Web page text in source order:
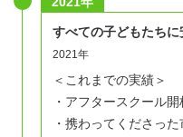
すべての子どもたち
2021年
＜これまでの実績＞
・アフタースクール
・携わってくださっ